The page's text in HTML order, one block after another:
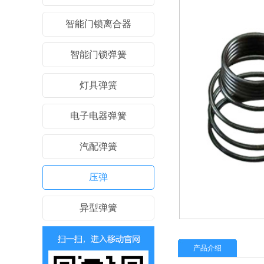
智能门锁离合器
智能门锁弹簧
灯具弹簧
电子电器弹簧
汽配弹簧
压弹
异型弹簧
产品介绍